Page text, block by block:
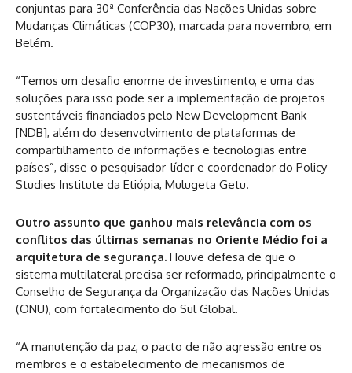
conjuntas para 30ª Conferência das Nações Unidas sobre
Mudanças Climáticas (COP30), marcada para novembro, em
Belém.
“Temos um desafio enorme de investimento, e uma das
soluções para isso pode ser a implementação de projetos
sustentáveis financiados pelo New Development Bank
[NDB], além do desenvolvimento de plataformas de
compartilhamento de informações e tecnologias entre
países”, disse o pesquisador-líder e coordenador do Policy
Studies Institute da Etiópia, Mulugeta Getu.
Outro assunto que ganhou mais relevância com os
conflitos das últimas semanas no Oriente Médio foi a
arquitetura de segurança. Houve defesa de que o
sistema multilateral precisa ser reformado, principalmente o
Conselho de Segurança da Organização das Nações Unidas
(ONU), com fortalecimento do Sul Global.
“A manutenção da paz, o pacto de não agressão entre os
membros e o estabelecimento de mecanismos de